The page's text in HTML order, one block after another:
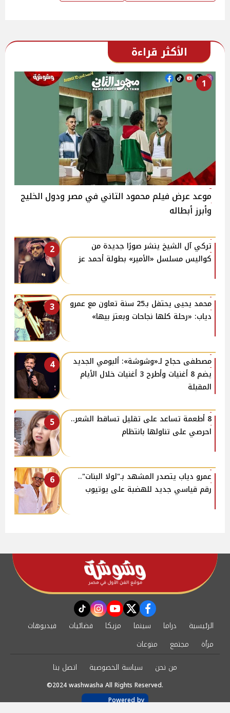
الأكثر قراءة
1
موعد عرض فيلم محمود التاني في مصر ودول الخليج
وأبرز أبطاله
2
تركي آل الشيخ ينشر صورًا جديدة من
كواليس مسلسل «الأمير» بطولة أحمد عز
3
محمد يحيى يحتفل بـ25 سنة تعاون مع عمرو
دياب: «رحلة كلها نجاحات وبعتز بيها»
4
مصطفى حجاج لـ«وشوشة»: ألبومي الجديد
يضم 8 أغنيات وأطرح 3 أغنيات خلال الأيام
المقبلة
5
8 أطعمة تساعد على تقليل تساقط الشعر..
احرصي على تناولها بانتظام
6
عمرو دياب يتصدر المشهد بـ"لولا البنات"..
رقم قياسي جديد للهضبة على يوتيوب
facebook
twitter
youtube
instagram
tiktok
الرئيسية دراما سينما مزيكا فضائيات
فيديوهات
مرأة
مجتمع
منوعات
من نحن
سياسة الخصوصية اتصل بنا
©2024 washwasha All Rights Reserved.
Powered by